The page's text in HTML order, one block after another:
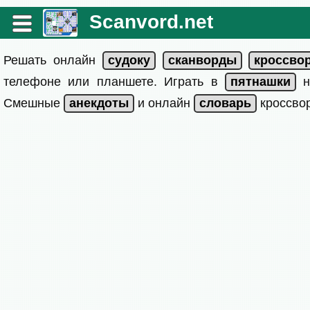
Scanvord.net
Решать онлайн
телефоне или планшете. Играть в
Смешные
и онлайн